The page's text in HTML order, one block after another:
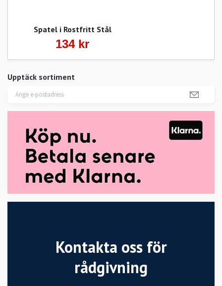
Upptäck sortiment
Kontakta oss för
rådgivning
Spatel i Rostfritt Stål
134 kr